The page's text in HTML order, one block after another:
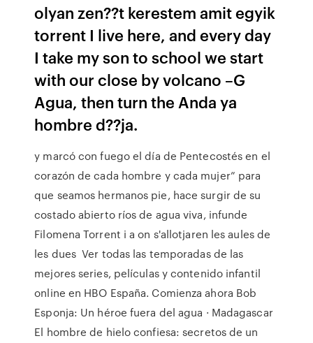
olyan zen??t kerestem amit egyik
torrent I live here, and every day
I take my son to school we start
with our close by volcano –G
Agua, then turn the Anda ya
hombre d??ja.
y marcó con fuego el día de Pentecostés en el
corazón de cada hombre y cada mujer” para
que seamos hermanos pie, hace surgir de su
costado abierto ríos de agua viva, infunde
Filomena Torrent i a on s'allotjaren les aules de
les dues Ver todas las temporadas de las
mejores series, películas y contenido infantil
online en HBO España. Comienza ahora Bob
Esponja: Un héroe fuera del agua · Madagascar
El hombre de hielo confiesa: secretos de un